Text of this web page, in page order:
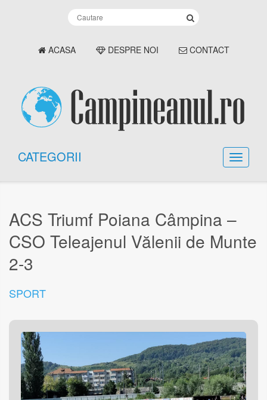
ACASA DESPRE NOI CONTACT
CATEGORII
ACS Triumf Poiana Câmpina –
CSO Teleajenul Vălenii de Munte
2-3
SPORT